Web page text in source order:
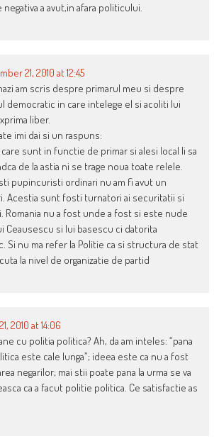
a avut,in afara politicului.
21, 2010 at 12:45
am scris despre primarul meu si despre
democratic in care intelege el si acoliti lui
liber.
imi dai si un raspuns:
sunt in functie de primar si alesi local li sa
de la astia ni se trage noua toate relele.
pupincuristi ordinari nu am fi avut un
Acestia sunt fosti turnatori ai securitatii si
nu a fost unde a fost si este nude
Ceausescu si lui basescu ci datorita
Si nu ma refer la Politie ca si structura de stat
la nivel de organizatie de partid
2010 at 14:06
cu politia politica? Ah, da am inteles: “pana
este cale lunga”; ideea este ca nu a fost
negarilor; mai stii poate pana la urma se va
ca a facut politie politica. Ce satisfactie as